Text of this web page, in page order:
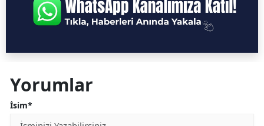
Yorumlar
İsim*